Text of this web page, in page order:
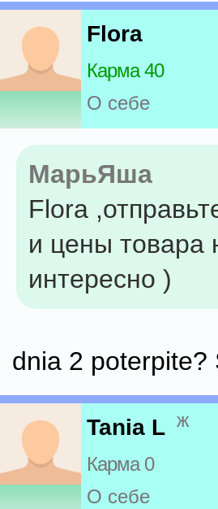
Flora
Карма 40
О себе
МарьЯша
Flora
и цены товара
интересно )
dnia 2 poterpite?
Tania L ж
Карма 0
О себе